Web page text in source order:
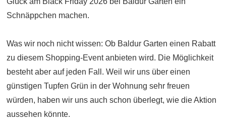
Schnäppchen machen.
Was wir noch nicht wissen: Ob Baldur Garten einen Rabatt
zu diesem Shopping-Event anbieten wird. Die Möglichkeit
besteht aber auf jeden Fall. Weil wir uns über einen
günstigen Tupfen Grün in der Wohnung sehr freuen
würden, haben wir uns auch schon überlegt, wie die Aktion
aussehen könnte.